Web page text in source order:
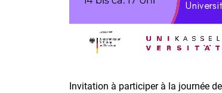
Invitation à participer à la journée